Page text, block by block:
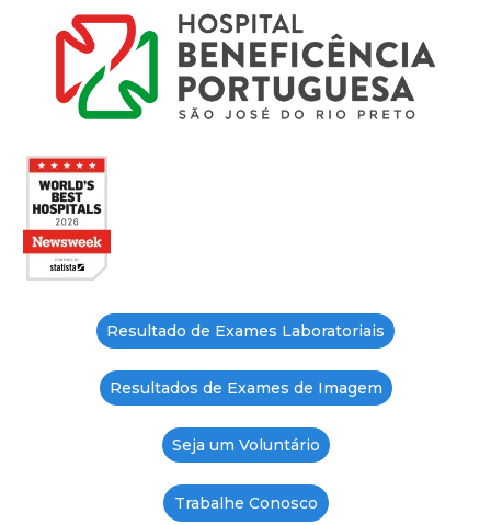
Resultado de Exames Laboratoriais
Resultados de Exames de Imagem
Seja um Voluntário
Trabalhe Conosco